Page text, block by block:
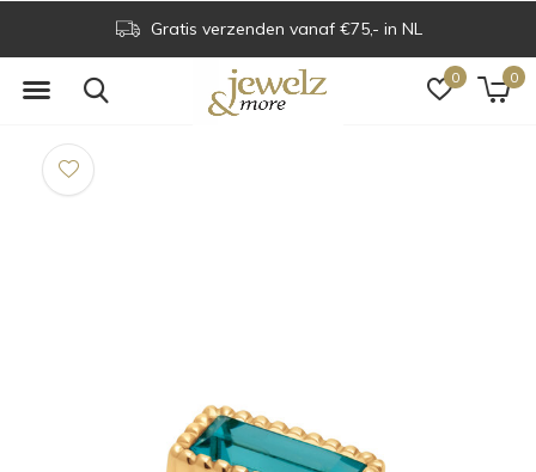
0 0
Gratis verzenden vanaf €75,- in NL